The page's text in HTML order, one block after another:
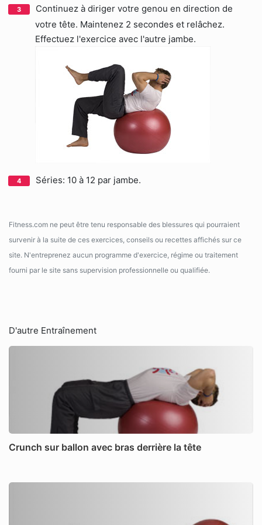
Continuez à diriger votre genou en direction de
votre tête. Maintenez 2 secondes et relâchez.
Effectuez l'exercice avec l'autre jambe.
Séries: 10 à 12 par jambe.
Fitness.com ne peut être tenu responsable des blessures qui pourraient
survenir à la suite de ces exercices, conseils ou recettes affichés sur ce
site. N'entreprenez aucun programme d'exercice, régime ou traitement
fourni par le site sans supervision professionnelle ou qualifiée.
D'autre Entraînement
Crunch sur ballon avec bras derrière la tête